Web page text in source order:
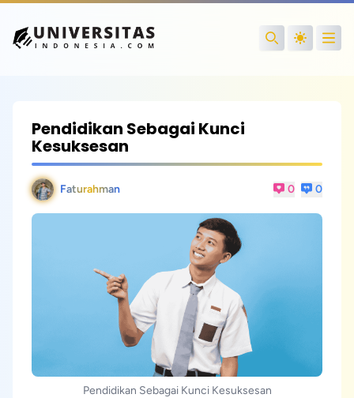
Search
Pendidikan Sebagai Kunci
Kesuksesan
Faturahman 0 0
Pendidikan Sebagai Kunci Kesuksesan